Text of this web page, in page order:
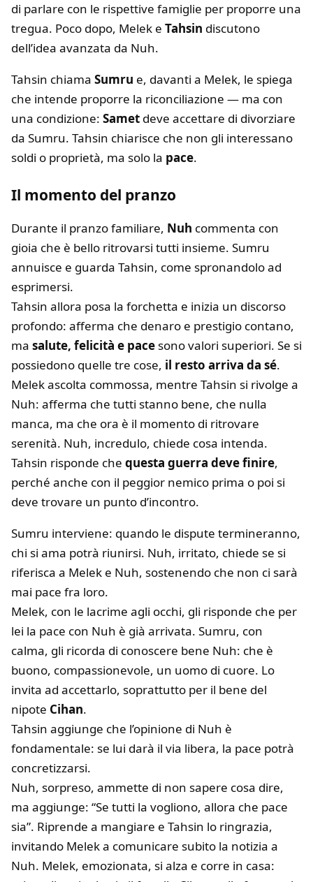
di parlare con le rispettive famiglie per proporre una
tregua. Poco dopo, Melek e Tahsin discutono
dell’idea avanzata da Nuh.
Tahsin chiama Sumru e, davanti a Melek, le spiega
che intende proporre la riconciliazione — ma con
una condizione: Samet deve accettare di divorziare
da Sumru. Tahsin chiarisce che non gli interessano
soldi o proprietà, ma solo la pace.
Il momento del pranzo
Durante il pranzo familiare, Nuh commenta con
gioia che è bello ritrovarsi tutti insieme. Sumru
annuisce e guarda Tahsin, come spronandolo ad
esprimersi.
Tahsin allora posa la forchetta e inizia un discorso
profondo: afferma che denaro e prestigio contano,
ma salute, felicità e pace sono valori superiori. Se si
possiedono quelle tre cose, il resto arriva da sé.
Melek ascolta commossa, mentre Tahsin si rivolge a
Nuh: afferma che tutti stanno bene, che nulla
manca, ma che ora è il momento di ritrovare
serenità. Nuh, incredulo, chiede cosa intenda.
Tahsin risponde che questa guerra deve finire,
perché anche con il peggior nemico prima o poi si
deve trovare un punto d’incontro.
Sumru interviene: quando le dispute termineranno,
chi si ama potrà riunirsi. Nuh, irritato, chiede se si
riferisca a Melek e Nuh, sostenendo che non ci sarà
mai pace fra loro.
Melek, con le lacrime agli occhi, gli risponde che per
lei la pace con Nuh è già arrivata. Sumru, con
calma, gli ricorda di conoscere bene Nuh: che è
buono, compassionevole, un uomo di cuore. Lo
invita ad accettarlo, soprattutto per il bene del
nipote Cihan.
Tahsin aggiunge che l’opinione di Nuh è
fondamentale: se lui darà il via libera, la pace potrà
concretizzarsi.
Nuh, sorpreso, ammette di non sapere cosa dire,
ma aggiunge: “Se tutti la vogliono, allora che pace
sia”. Riprende a mangiare e Tahsin lo ringrazia,
invitando Melek a comunicare subito la notizia a
Nuh. Melek, emozionata, si alza e corre in casa: